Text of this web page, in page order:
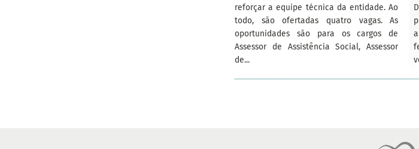
reforçar a equipe técnica da entidade. Ao
todo, são ofertadas quatro vagas. As
oportunidades são para os cargos de
Assessor de Assistência Social, Assessor
de...